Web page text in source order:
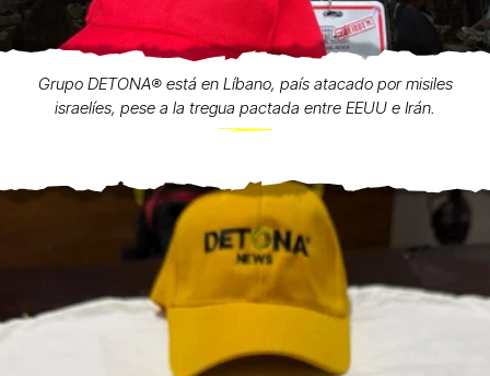
Grupo DETONA®️ está en Líbano, país atacado por misiles
israelíes, pese a la tregua pactada entre EEUU e Irán.